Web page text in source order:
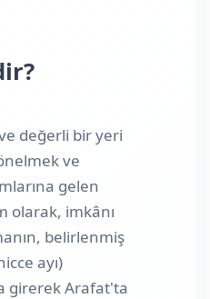
değerli bir yeri
ve
gelen
olarak, imkânı
belirlenmiş
ayı)
girerek Arafat'ta